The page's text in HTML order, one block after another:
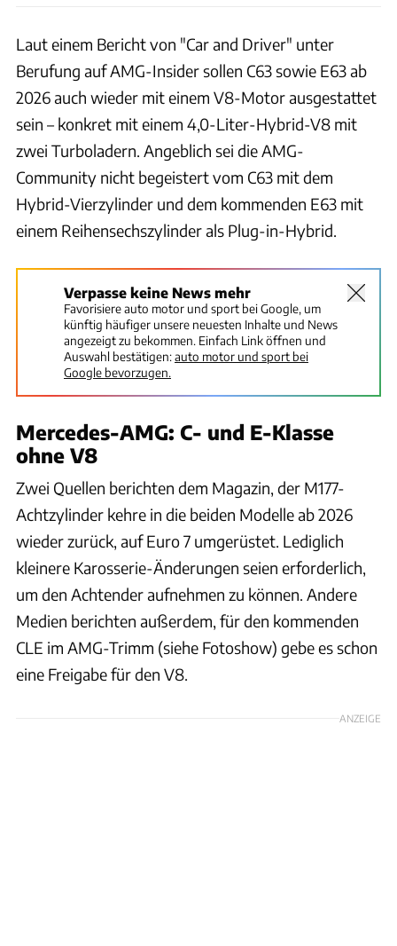
Laut einem Bericht von "Car and Driver" unter
Berufung auf AMG-Insider sollen C63 sowie E63 ab
2026 auch wieder mit einem V8-Motor ausgestattet
sein – konkret mit einem 4,0-Liter-Hybrid-V8 mit
zwei Turboladern. Angeblich sei die AMG-
Community nicht begeistert vom C63 mit dem
Hybrid-Vierzylinder und dem kommenden E63 mit
einem Reihensechszylinder als Plug-in-Hybrid.
Verpasse keine News mehr
Favorisiere auto motor und sport bei Google, um
künftig häufiger unsere neuesten Inhalte und News
angezeigt zu bekommen. Einfach Link öffnen und
Auswahl bestätigen:auto motor und sport bei
Google bevorzugen.
Mercedes-AMG: C- und E-Klasse
ohne V8
Zwei Quellen berichten dem Magazin, der M177-
Achtzylinder kehre in die beiden Modelle ab 2026
wieder zurück, auf Euro 7 umgerüstet. Lediglich
kleinere Karosserie-Änderungen seien erforderlich,
um den Achtender aufnehmen zu können. Andere
Medien berichten außerdem, für den kommenden
CLE im AMG-Trimm (siehe Fotoshow) gebe es schon
eine Freigabe für den V8.
ANZEIGE